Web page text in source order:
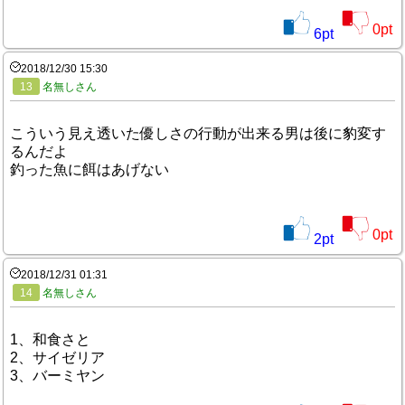
6pt 0pt
2018/12/30 15:30
13
名無しさん
こういう見え透いた優しさの行動が出来る男は後に豹変す
るんだよ
釣った魚に餌はあげない
2pt 0pt
2018/12/31 01:31
14
名無しさん
1、和食さと
2、サイゼリア
3、バーミヤン